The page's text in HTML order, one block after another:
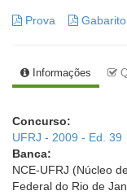
Prova Gabarito
Informações
Concurso:
UFRJ - 2009 - Ed. 39
Banca:
NCE-UFRJ (Núcleo
Federal do Rio de